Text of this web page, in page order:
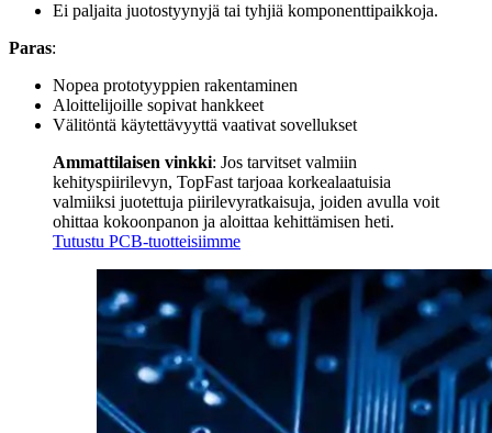
Ei paljaita juotostyynyjä tai tyhjiä komponenttipaikkoja.
Paras:
Nopea prototyyppien rakentaminen
Aloittelijoille sopivat hankkeet
Välitöntä käytettävyyttä vaativat sovellukset
Ammattilaisen vinkki: Jos tarvitset valmiin
kehityspiirilevyn, TopFast tarjoaa korkealaatuisia
valmiiksi juotettuja piirilevyratkaisuja, joiden avulla voit
ohittaa kokoonpanon ja aloittaa kehittämisen heti.
Tutustu PCB-tuotteisiimme